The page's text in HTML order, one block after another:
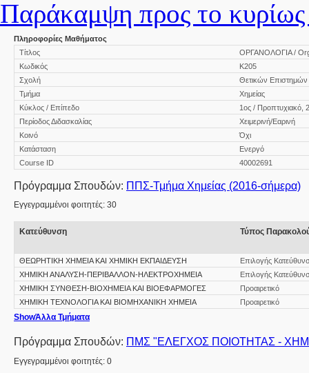
Παράκαμψη προς το κυρίως
Πληροφορίες Μαθήματος
Τίτλος
ΟΡΓΑΝΟΛΟΓΙΑ /
Κωδικός
Κ205
Σχολή
Θετικών Επιστημών
Τμήμα
Χημείας
Κύκλος / Επίπεδο
1ος / Προπτυχιακό,
Περίοδος Διδασκαλίας
Χειμερινή/Εαρινή
Κοινό
Όχι
Κατάσταση
Ενεργό
Course ID
40002691
Πρόγραμμα Σπουδών: ΠΠΣ-Τμήμα Χημείας (2016-σήμερα)
Εγγεγραμμένοι φοιτητές: 30
Κατεύθυνση Τύπος
ΘΕΩΡΗΤΙΚΗ ΧΗΜΕΙΑ ΚΑΙ ΧΗΜΙΚΗ ΕΚΠΑΙΔΕΥΣΗ
Επιλογής
ΧΗΜΙΚΗ ΑΝΑΛΥΣΗ-ΠΕΡΙΒΑΛΛΟΝ-ΗΛΕΚΤΡΟΧΗΜΕΙΑ
Επιλογής
ΧΗΜΙΚΗ ΣΥΝΘΕΣΗ-ΒΙΟΧΗΜΕΙΑ ΚΑΙ ΒΙΟΕΦΑΡΜΟΓΕΣ
Προαιρετικό
ΧΗΜΙΚΗ ΤΕΧΝΟΛΟΓΙΑ ΚΑΙ ΒΙΟΜΗΧΑΝΙΚΗ ΧΗΜΕΙΑ
Προαιρετικό
ShowΆλλα Τμήματα
Πρόγραμμα Σπουδών: ΠΜΣ "ΕΛΕΓΧΟΣ ΠΟΙΟΤΗΤΑΣ -
Εγγεγραμμένοι φοιτητές: 0